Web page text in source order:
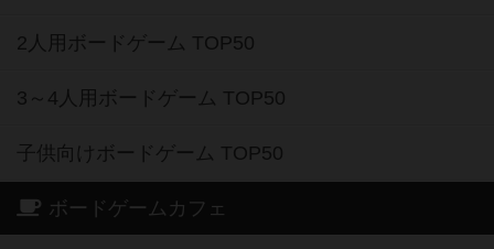
2人用ボードゲーム TOP50
3～4人用ボードゲーム TOP50
子供向けボードゲーム TOP50
ボードゲームカフェ